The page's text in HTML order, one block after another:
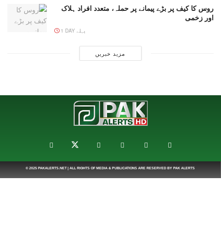
روس کا کیف پر بڑے پیمانے پر حملہ، متعدد افراد ہلاک
اور زخمی
1 DAY پہلے
مزید خبریں
© 2025 PAKALERTS.NET| ALL RIGHTS OF MEDIA & PUBLICATIONS ARE RESERVED BY PAK ALERTS